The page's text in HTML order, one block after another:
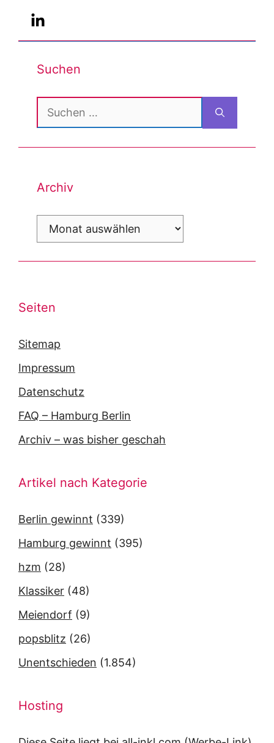
Suchen
Suchen
Archiv
Archiv
Seiten
Sitemap
Impressum
Datenschutz
FAQ – Hamburg Berlin
Archiv – was bisher geschah
Artikel nach Kategorie
Berlin gewinnt (339)
Hamburg gewinnt (395)
hzm (28)
Klassiker (48)
Meiendorf (9)
popsblitz (26)
Unentschieden (1.854)
Hosting